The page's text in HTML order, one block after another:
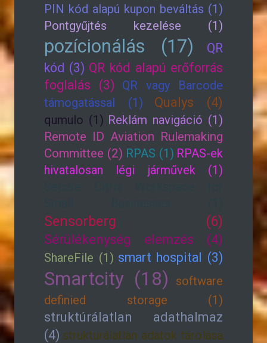
PIN kód alapú kupon beváltás (1)
Pontgyűjtés kezelése (1)
pozícionálás (17)
QR
kód (3) QR kód alapú erőforrás
foglalás (3)
QR vagy Barcode
támogatással (1)
Qualys (4)
qumulo (1) Reklám navigáció (1)
Remote ID Aviation Rulemaking
Committee (2) RPAS (1) RPAS-ek
hivatalosan légi járművek (1)
Sensorberg (6)
Sérülékenység elemzés (4)
ShareFile (1) smart hospital (3)
Smartcity (18)
software
definied storage (1)
struktúrálatlan adathalmaz
(4) strukturálatlan adatok tárolása